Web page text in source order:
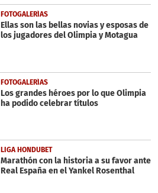
FOTOGALERÍAS
Ellas son las bellas novias y esposas de
los jugadores del Olimpia y Motagua
FOTOGALERÍAS
Los grandes héroes por lo que Olimpia
ha podido celebrar títulos
LIGA HONDUBET
Marathón con la historia a su favor ante
Real España en el Yankel Rosenthal